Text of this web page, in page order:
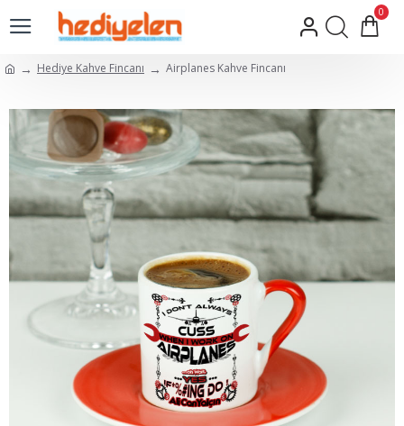
0
Hediye Kahve Fincanı Airplanes Kahve Fincanı